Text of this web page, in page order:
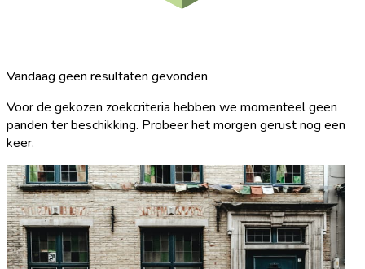
Vandaag geen resultaten gevonden
Voor de gekozen zoekcriteria hebben we momenteel geen
panden ter beschikking. Probeer het morgen gerust nog een
keer.